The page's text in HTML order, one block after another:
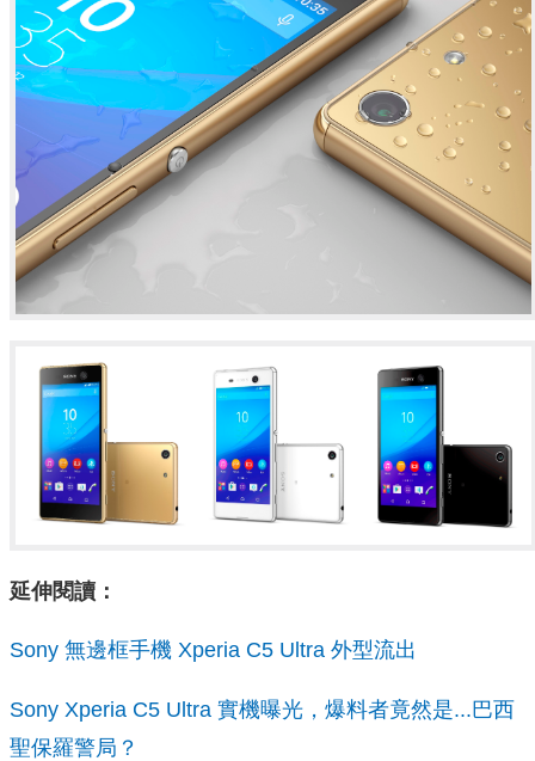
延伸閱讀：
Sony 無邊框手機 Xperia C5 Ultra 外型流出
Sony Xperia C5 Ultra 實機曝光，爆料者竟然是...巴西
聖保羅警局？